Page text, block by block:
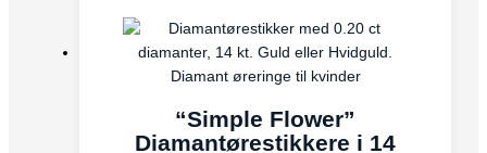
Diamant øreringe til kvinder
“Simple Flower”
Diamantørestikkere i 14